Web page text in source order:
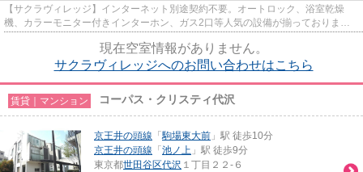
【サクラヴィレッジ】インターネット別途契約不要。オートロック、浴室乾燥
機、カラーモニター付きインターホン、ガス2口等人気の設備が揃っておりま
現在空室情報がありません。
サクラヴィレッジへのお問い合わせはこちら
賃貸｜マンション コーパス・クリスティ代沢
京王井の頭線 「駒場東大前 」駅 徒歩10分
京王井の頭線 「 池ノ上 」駅 徒歩9分
東京都世田谷区代沢 １丁目２２-６